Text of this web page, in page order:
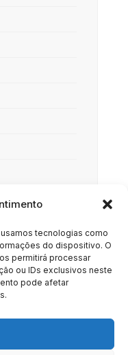
tecnologias como
do dispositivo. O
permitirá processar
ou IDs exclusivos neste
pode afetar